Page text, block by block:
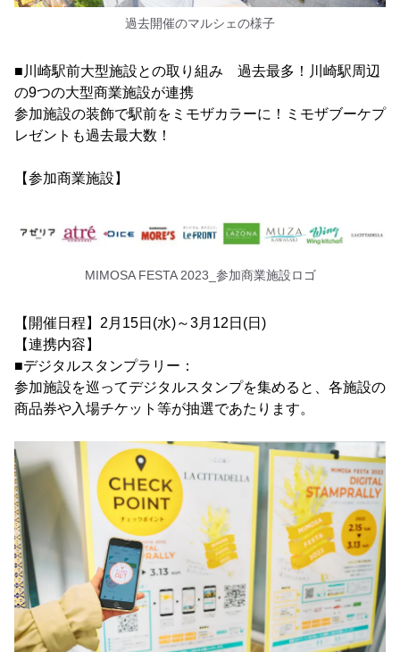
過去開催のマルシェの様子
■川崎駅前大型施設との取り組み 過去最多！川崎駅周辺
の9つの大型商業施設が連携
参加施設の装飾で駅前をミモザカラーに！ミモザブーケプ
レゼントも過去最大数！
【参加商業施設】
MIMOSA FESTA 2023_参加商業施設ロゴ
【開催日程】2月15日(水)～3月12日(日)
【連携内容】
■デジタルスタンプラリー：
参加施設を巡ってデジタルスタンプを集めると、各施設の
商品券や入場チケット等が抽選であたります。